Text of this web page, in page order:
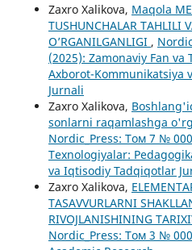
Zaxro Xalikova, Maqola
TUSHUNCHALAR TAHLILI
O’RGANILGANLIGI ,
(2025): Zamonaviy Fan
Axborot-Kommunikatsiya
Jurnali
Zaxro Xalikova,
sonlarni raqamlashga
Nordic_Press: Том 7 №
Texnologiyalar:
va Iqtisodiy Tadqiqotlar
Zaxro Xalikova,
TASAVVURLARNI
RIVOJLANISHINING
Nordic_Press: Том 3 №